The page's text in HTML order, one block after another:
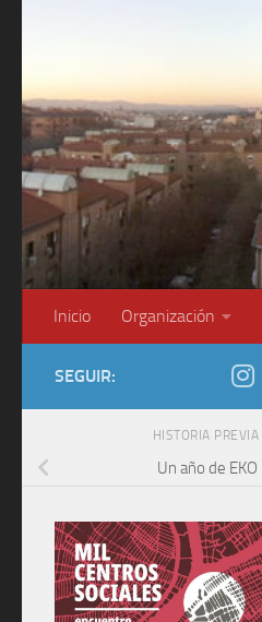
Inicio Organización
SEGUIR:
HISTORIA PREVIA
Un año de EKO